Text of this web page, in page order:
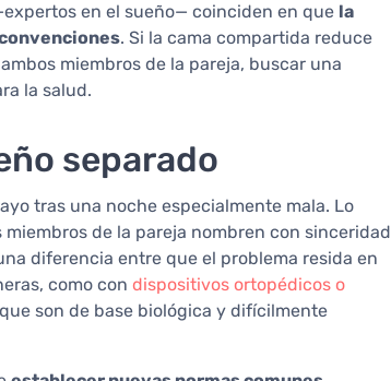
en el sueño— coinciden en que la
. Si la cama compartida reduce
miembros de la pareja, buscar una
la salud.
separado
tras una noche especialmente mala. Lo
de la pareja nombren con sinceridad
diferencia entre que el problema resida en
como con dispositivos ortopédicos o
son de base biológica y difícilmente